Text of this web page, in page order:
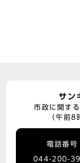
サン
市政に関す
（午前
電話番号
044-200-